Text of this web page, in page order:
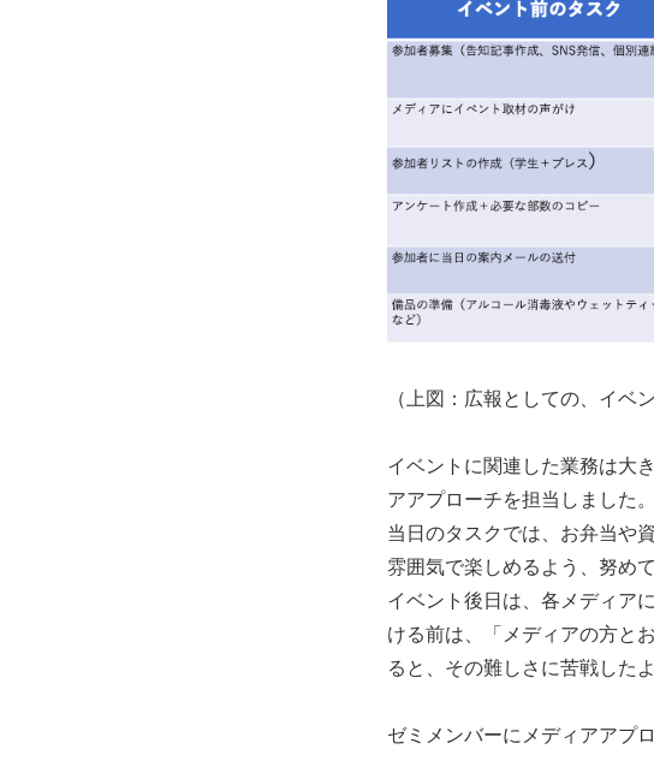
（上図：広報としての、イベ
イベントに関連した業務は大
アアプローチを担当しました。
当日のタスクでは、お弁当や
雰囲気で楽しめるよう、努めて
イベント後日は、各メディア
ける前は、「メディアの方と
ると、その難しさに苦戦した
ゼミメンバーにメディアアプ